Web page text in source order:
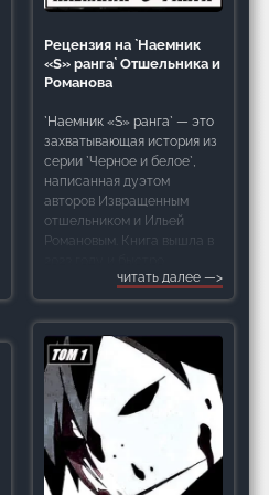
Рецензия на `Наемник
«S» ранга` Отшельника и
Романова
`Наемник «S» ранга` — это
захватывающая история из
серии `Черное и белое`,
написанная дуэтом
авторов Извращенным
отшельником и Ильей
Романовым. Книга вышла в
завоевала внимание
поклонников жанра
фэнтези с элементами
попаданчества. Главный
герой, Райан Купер, —
читать далее